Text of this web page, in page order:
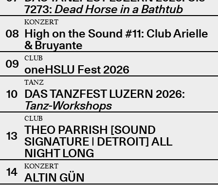
7273: Dead Horse in a Bathtub
08
KONZERT
High on the Sound #11: Club Arielle
& Bruyante
09
CLUB
oneHSLU Fest 2026
10
TANZ
DAS TANZFEST LUZERN 2026:
Tanz-Workshops
13
CLUB
THEO PARRISH [SOUND
SIGNATURE | DETROIT] ALL
NIGHT LONG
14
KONZERT
ALTIN GÜN